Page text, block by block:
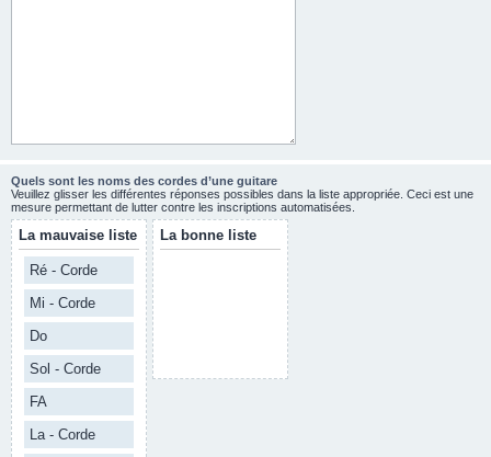
Quels sont les noms des cordes d’une guitare
Veuillez glisser les différentes réponses possibles dans la liste appropriée. Ceci est une
mesure permettant de lutter contre les inscriptions automatisées.
La mauvaise liste
Ré - Corde
Mi - Corde
Do
Sol - Corde
FA
La - Corde
La bonne liste